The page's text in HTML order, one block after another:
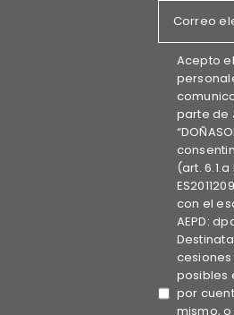
Correo
Acepto
parte de
(art. 6.1.a
con el
AEPD:
posibles
por
mismo,